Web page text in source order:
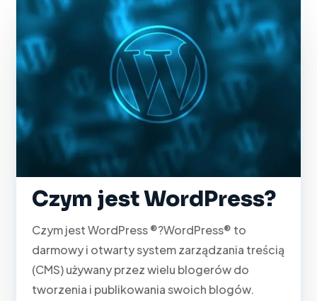
Czym jest WordPress?
Czym jest WordPress ®?WordPress® to
darmowy i otwarty system zarządzania treścią
(CMS) używany przez wielu blogerów do
tworzenia i publikowania swoich blogów.